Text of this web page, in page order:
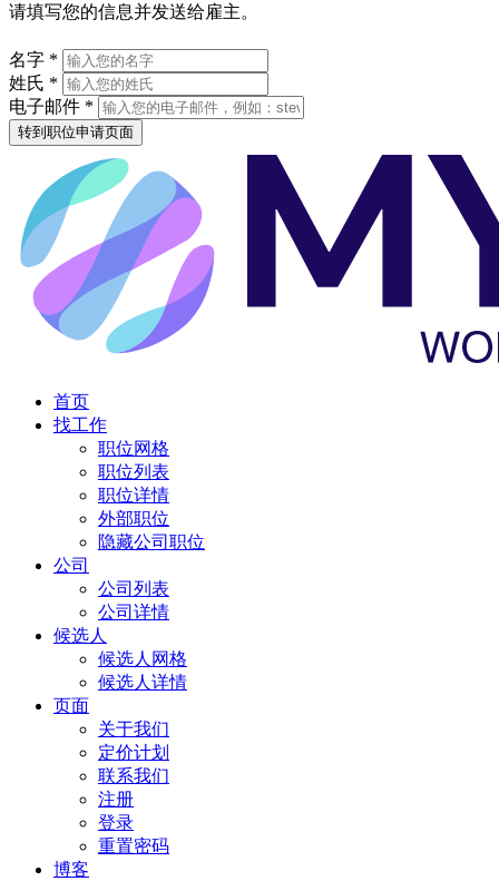
请填写您的信息并发送给雇主。
名字 *
姓氏 *
电子邮件 *
转到职位申请页面
首页
找工作
职位网格
职位列表
职位详情
外部职位
隐藏公司职位
公司
公司列表
公司详情
候选人
候选人网格
候选人详情
页面
关于我们
定价计划
联系我们
注册
登录
重置密码
博客